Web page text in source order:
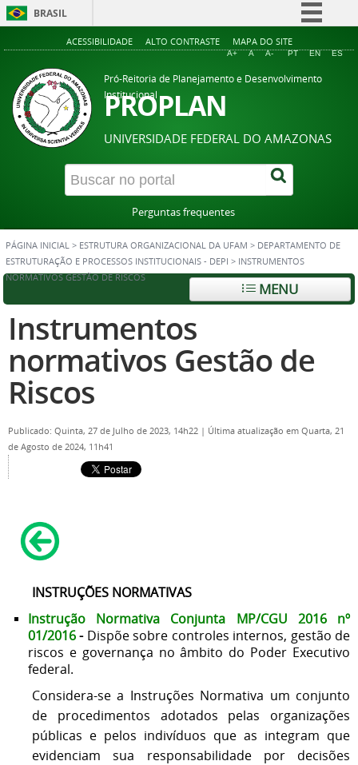
BRASIL
Simplifique!
Acesso à informação
Legislação
Canais
ACESSIBILIDADE ALTO CONTRASTE MAPA DO SITE
A+ A A- PT EN ES
Pró-Reitoria de Planejamento e Desenvolvimento
Institucional
PROPLAN
UNIVERSIDADE FEDERAL DO AMAZONAS
Perguntas frequentes
PÁGINA INICIAL > ESTRUTURA ORGANIZACIONAL DA UFAM > DEPARTAMENTO DE
ESTRUTURAÇÃO E PROCESSOS INSTITUCIONAIS - DEPI > INSTRUMENTOS
NORMATIVOS GESTÃO DE RISCOS
MENU
Instrumentos
normativos Gestão de
Riscos
Publicado: Quinta, 27 de Julho de 2023, 14h22 | Última atualização em Quarta, 21
de Agosto de 2024, 11h41
INSTRUÇÕES NORMATIVAS
Instrução Normativa Conjunta MP/CGU 2016 nº
01/2016- Dispõe sobre controles internos, gestão de
riscos e governança no âmbito do Poder Executivo
federal.
Considera-se a Instruções Normativa um conjunto
de procedimentos adotados pelas organizações
públicas e pelos indivíduos que as integram que
evidenciam sua responsabilidade por decisões